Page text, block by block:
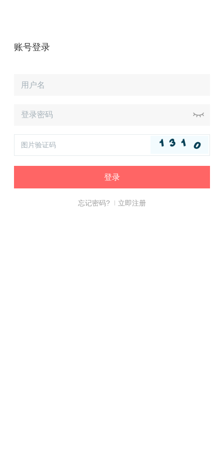
账号登录
忘记密码? 立即注册